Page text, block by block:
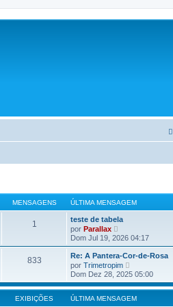
MENSAGENS ÚLTIMA MENSAGEM
1
teste de tabela
por Parallax
e
r
l
t
i
m
a
m
Dom Jul 19, 2026 04:17
833
Re: A Pantera-Cor-de-Rosa
por Trimetropim
e
r
ú
l
Dom Dez 28, 2025 05:00
EXIBIÇÕES ÚLTIMA MENSAGEM